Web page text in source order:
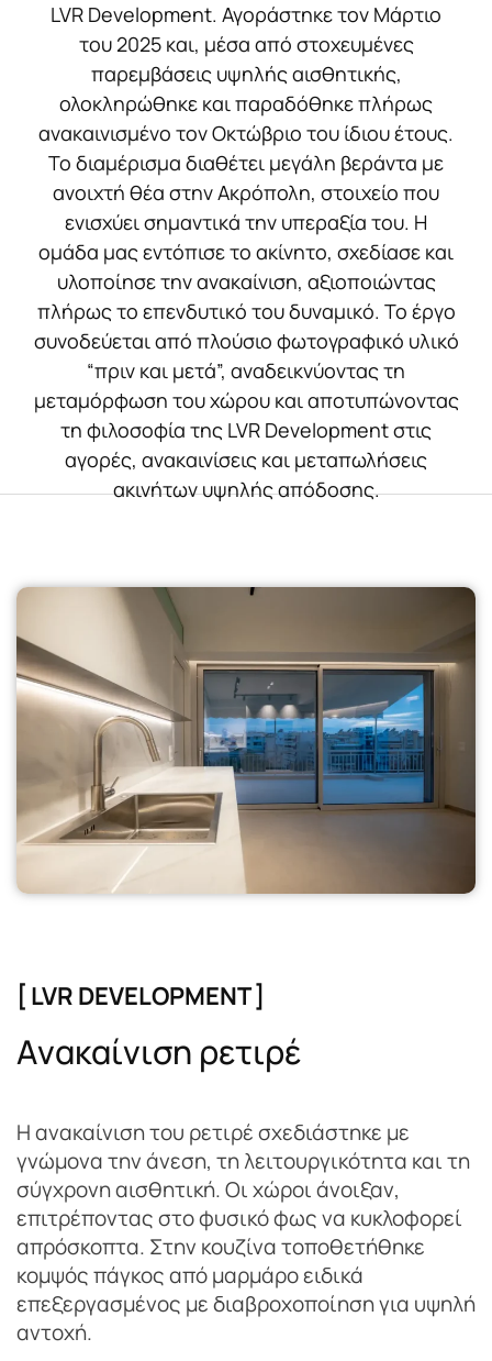
LVR Development. Αγοράστηκε τον Μάρτιο
του 2025 και, μέσα από στοχευμένες
παρεμβάσεις υψηλής αισθητικής,
ολοκληρώθηκε και παραδόθηκε πλήρως
ανακαινισμένο τον Οκτώβριο του ίδιου έτους.
Το διαμέρισμα διαθέτει μεγάλη βεράντα με
ανοιχτή θέα στην Ακρόπολη, στοιχείο που
ενισχύει σημαντικά την υπεραξία του. Η
ομάδα μας εντόπισε το ακίνητο, σχεδίασε και
υλοποίησε την ανακαίνιση, αξιοποιώντας
πλήρως το επενδυτικό του δυναμικό. Το έργο
συνοδεύεται από πλούσιο φωτογραφικό υλικό
“πριν και μετά”, αναδεικνύοντας τη
μεταμόρφωση του χώρου και αποτυπώνοντας
τη φιλοσοφία της LVR Development στις
αγορές, ανακαινίσεις και μεταπωλήσεις
ακινήτων υψηλής απόδοσης.
[ LVR DEVELOPMENT ]
Ανακαίνιση ρετιρέ
Η ανακαίνιση του ρετιρέ σχεδιάστηκε με
γνώμονα την άνεση, τη λειτουργικότητα και τη
σύγχρονη αισθητική. Οι χώροι άνοιξαν,
επιτρέποντας στο φυσικό φως να κυκλοφορεί
απρόσκοπτα. Στην κουζίνα τοποθετήθηκε
κομψός πάγκος από μαρμάρο ειδικά
επεξεργασμένος με διαβροχοποίηση για υψηλή
αντοχή.